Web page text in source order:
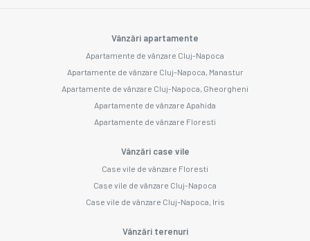
Vânzări apartamente
Apartamente de vânzare Cluj-Napoca
Apartamente de vânzare Cluj-Napoca, Manastur
Apartamente de vânzare Cluj-Napoca, Gheorgheni
Apartamente de vânzare Apahida
Apartamente de vânzare Floresti
Vânzări case vile
Case vile de vânzare Floresti
Case vile de vânzare Cluj-Napoca
Case vile de vânzare Cluj-Napoca, Iris
Vânzări terenuri